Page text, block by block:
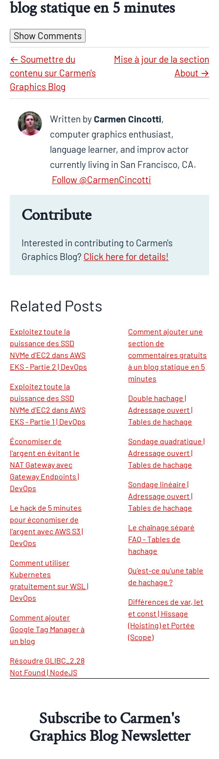
Related Posts
Exploitez toute la
puissance des SSD
NVMe d'EC2 dans AWS
EKS - Partie 2 | DevOps
Exploitez toute la
puissance des SSD
NVMe d'EC2 dans AWS
EKS - Partie 1 | DevOps
Économiser de
l'argent en évitant le
NAT Gateway avec
Gateway Endpoints |
DevOps
Le hack de 5 minutes
pour économiser de
l'argent avec AWS S3 |
DevOps
Comment utiliser
Kubernetes
gratuitement sur WSL |
DevOps
Comment ajouter
Google Tag Manager à
un blog
Résoudre GLIBC_2.28
Not Found | NodeJS
Comment ajouter une
section de
commentaires gratuits
à un blog statique en 5
minutes
Double hachage |
Adressage ouvert |
Tables de hachage
Sondage quadratique |
Adressage ouvert |
Tables de hachage
Sondage linéaire |
Adressage ouvert |
Tables de hachage
Le chaînage séparé
FAQ - Tables de
hachage
Qu'est-ce qu'une table
de hachage ?
Différences de var, let
et const | Hissage
(Hoisting) et Portée
(Scope)
blog statique en 5 minutes
Show Comments
← Soumettre du
contenu sur Carmen's
Graphics Blog
Mise à jour de la section
About →
Written by Carmen Cincotti,
computer graphics enthusiast,
language learner, and improv actor
currently living in San Francisco, CA.
Follow @CarmenCincotti
Contribute
Interested in contributing to Carmen's
Graphics Blog? Click here for details!
Subscribe to Carmen's
Graphics Blog Newsletter